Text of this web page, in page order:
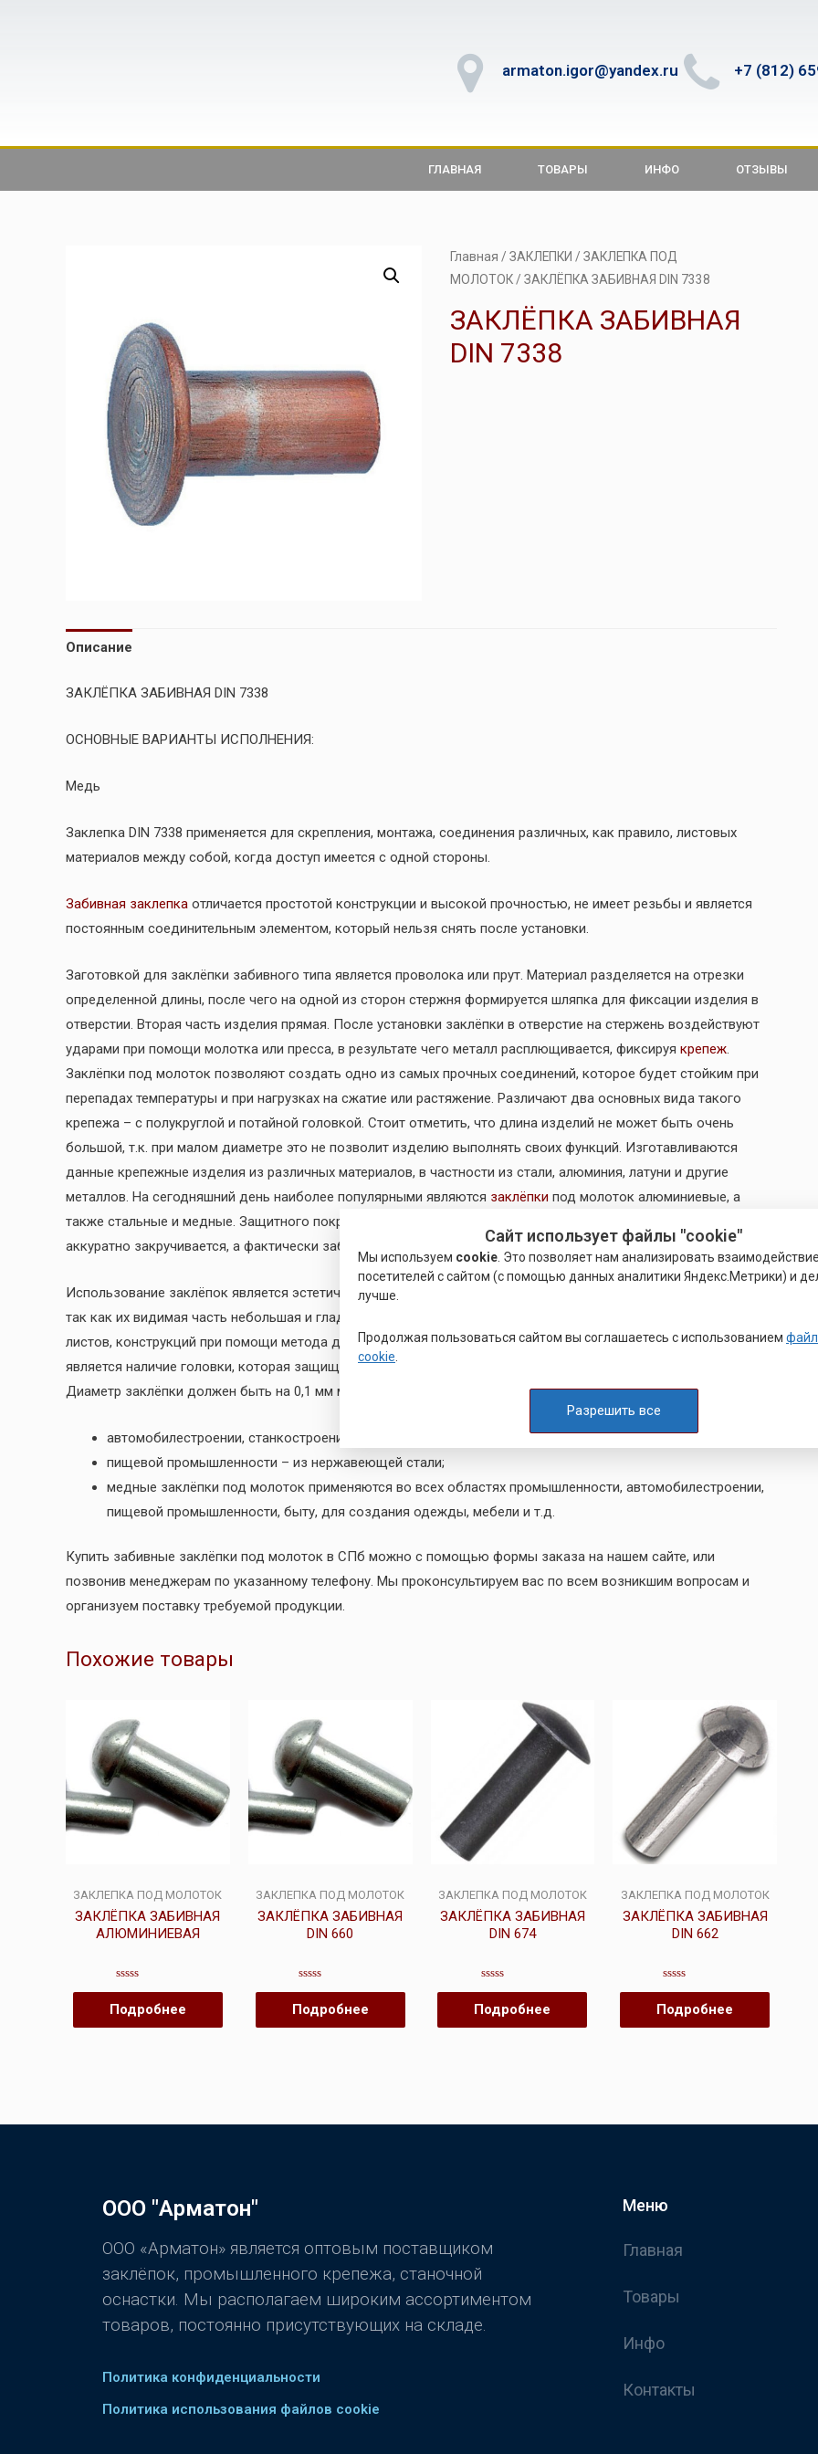
armaton.igor@yandex.ru +7 (812)
ГЛАВНАЯ ТОВАРЫ ИНФО ОТЗЫВЫ
Главная / ЗАКЛЕПКИ / ЗАКЛЕПКА ПОД
МОЛОТОК/ ЗАКЛЁПКА ЗАБИВНАЯ DIN 7338
ЗАКЛЁПКА ЗАБИВНАЯ
DIN 7338
Описание
ЗАКЛЁПКА ЗАБИВНАЯ DIN 7338
ОСНОВНЫЕ ВАРИАНТЫ ИСПОЛНЕНИЯ:
Медь
Заклепка DIN 7338 применяется для скрепления, монтажа, соединения различных, как правило, листовых
материалов между собой, когда доступ имеется с одной стороны.
Забивная заклепка отличается простотой конструкции и высокой прочностью, не имеет резьбы и является
постоянным соединительным элементом, который нельзя снять после установки.
Заготовкой для заклёпки забивного типа является проволока или прут. Материал разделяется на отрезки
определенной длины, после чего на одной из сторон стержня формируется шляпка для фиксации изделия в
отверстии. Вторая часть изделия прямая. После установки заклёпки в отверстие на стержень воздействуют
ударами при помощи молотка или пресса, в результате чего металл расплющивается, фиксируя крепеж.
Заклёпки под молоток позволяют создать одно из самых прочных соединений, которое будет стойким при
перепадах температуры и при нагрузках на сжатие или растяжение. Различают два основных вида такого
крепежа – с полукруглой и потайной головкой. Стоит отметить, что длина изделий не может быть очень
большой, т.к. при малом диаметре это не позволит изделию выполнять своих функций. Изготавливаются
данные крепежные изделия из различных материалов, в частности из стали, алюминия, латуни и другие
металлов. На сегодняшний день наиболее популярными являются заклёпки под молоток алюминиевые, а
также стальные и медные. Защитного покрытия изделие не имеет. Это связано с тем, что крепеж не
аккуратно закручивается, а фактически забивается в соединяемые детали.
Использование заклёпок является эстетичным решением для создания соединений по сравнению с болтами,
так как их видимая часть небольшая и гладкая. Применяются заклёпки для соединения металлических
листов, конструкций при помощи метода двухстороннего монтажа. Немаловажным преимуществом заклёпки
является наличие головки, которая защищает отверстие, а значит и соединение от пыли, грязи и влаги.
Диаметр заклёпки должен быть на 0,1 мм меньше, чем отверстие соединения. Применяются заклёпки в:
автомобилестроении, станкостроении, быту – алюминиевые и стальные;
пищевой промышленности – из нержавеющей стали;
медные заклёпки под молоток применяются во всех областях промышленности, автомобилестроении,
пищевой промышленности, быту, для создания одежды, мебели и т.д.
Купить забивные заклёпки под молоток в СПб можно с помощью формы заказа на нашем сайте, или
позвонив менеджерам по указанному телефону. Мы проконсультируем вас по всем возникшим вопросам и
организуем поставку требуемой продукции.
Похожие товары
ЗАКЛЕПКА ПОД МОЛОТОК
ЗАКЛЁПКА ЗАБИВНАЯ
АЛЮМИНИЕВАЯ
Оценка
0
из
Подробнее
ЗАКЛЕПКА ПОД МОЛОТОК
ЗАКЛЁПКА ЗАБИВНАЯ
DIN 660
Оценка
0
из
Подробнее
ЗАКЛЕПКА ПОД МОЛОТОК
ЗАКЛЁПКА ЗАБИВНАЯ
DIN 674
Оценка
0
из
Подробнее
ЗАКЛЕПКА ПОД МОЛОТОК
ЗАКЛЁПКА ЗАБИВНАЯ
DIN 662
Оценка
0
из
Подробнее
ООО "Арматон"
ООО «Арматон» является оптовым поставщиком
заклёпок, промышленного крепежа, станочной
оснастки. Мы располагаем широким ассортиментом
товаров, постоянно присутствующих на складе.
Политика конфиденциальности
Политика использования файлов cookie
Меню
Главная
Товары
Инфо
Контакты
Сайт использует файлы "cookie"
Мы используем cookie . Это позволяет нам анализировать взаимодействие
посетителей с сайтом (с помощью данных аналитики Яндекс.Метрики) и
лучше.
Продолжая пользоваться сайтом вы соглашаетесь с использованием
cookie
Разрешить все